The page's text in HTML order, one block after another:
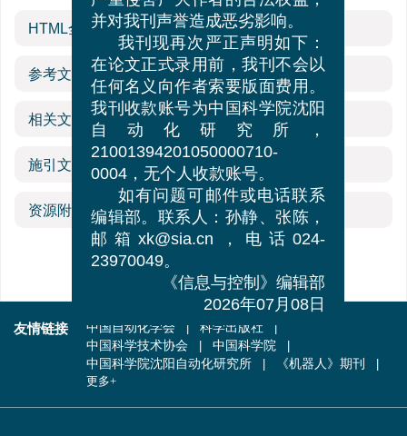
HTML全文
参考文献 (4)
相关文章
施引文献
资源附件 (0)
友情链接 中国自动化学会
科学出版社
中国科学技术协会
中国科学院
中国科学院沈阳自动化研究所
《机器人》期刊
更多+
严重侵害广大作者的合法权益，
并对我刊声誉造成恶劣影响。
我刊现再次严正声明如下：
在论文正式录用前，我刊不会以
任何名义向作者索要版面费用。
我刊收款账号为中国科学院沈阳
自动化研究所，
21001394201050000710-
0004，无个人收款账号。
如有问题可邮件或电话联系
编辑部。联系人：孙静、张陈，
邮箱xk@sia.cn，电话024-
23970049。
《信息与控制》编辑部
2026年07月08日